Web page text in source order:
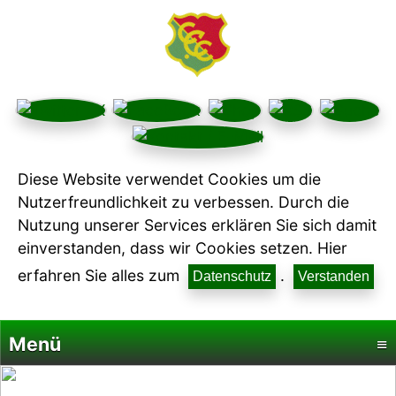
Diese Website verwendet Cookies um die
Nutzerfreundlichkeit zu verbessen. Durch die
Nutzung unserer Services erklären Sie sich damit
einverstanden, dass wir Cookies setzen. Hier
erfahren Sie alles zum
Datenschutz . Verstanden
Menü ≡